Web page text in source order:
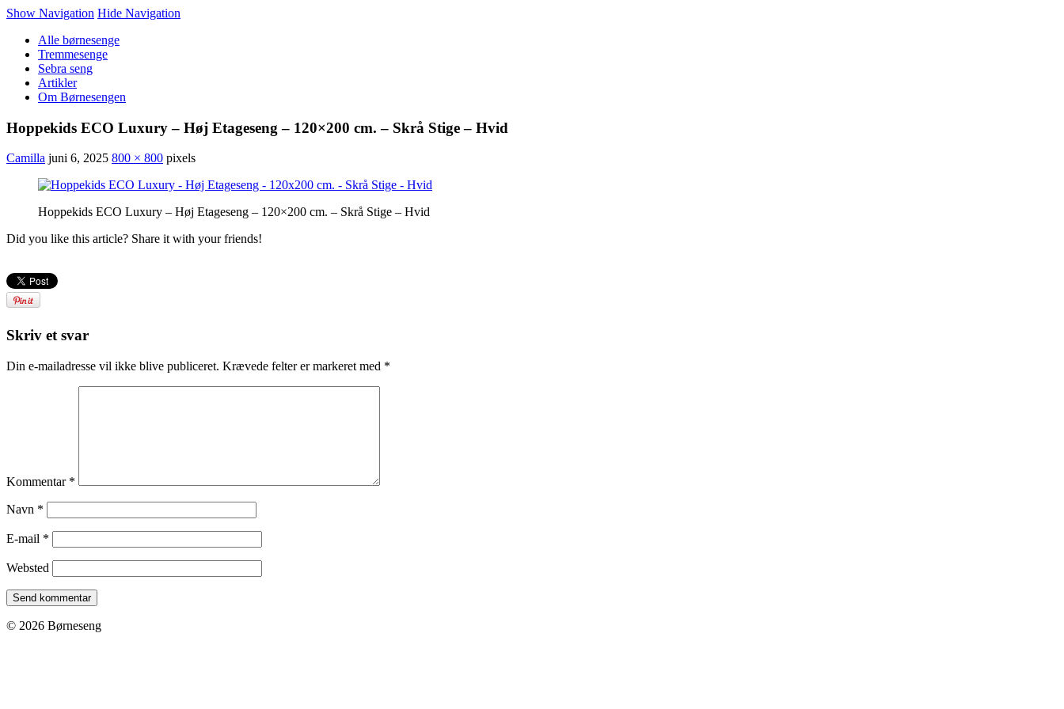
Show Navigation Hide Navigation
Alle børnesenge
Tremmesenge
Sebra seng
Artikler
Om Børnesengen
Hoppekids ECO Luxury – Høj Etageseng – 120×200 cm. – Skrå Stige – Hvid
Camilla juni 6, 2025 800 × 800 pixels
Hoppekids ECO Luxury – Høj Etageseng – 120×200 cm. – Skrå Stige – Hvid
Did you like this article? Share it with your friends!
Skriv et svar
Din e-mailadresse vil ikke blive publiceret. Krævede felter er markeret med *
Kommentar *
Navn *
E-mail *
Websted
© 2026 Børneseng